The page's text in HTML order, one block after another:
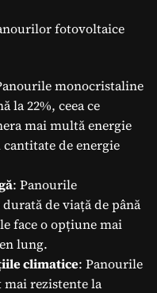
fotovoltaice
monocristaline
la 22%, ceea ce
mai multă energie
de energie
: Panourile
de viață de până
face o opțiune mai
lung.
climatice: Panourile
rezistente la